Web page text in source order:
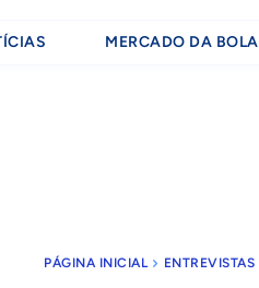
MERCADO DA BOLA
PÁGINA INICIAL ENTREVISTAS